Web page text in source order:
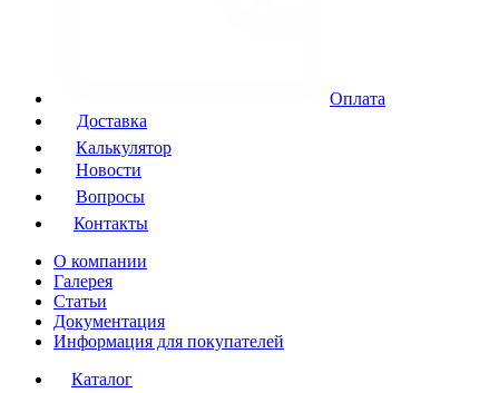
Оплата
Доставка
Калькулятор
Новости
Вопросы
Контакты
О компании
Галерея
Статьи
Документация
Информация для покупателей
Каталог